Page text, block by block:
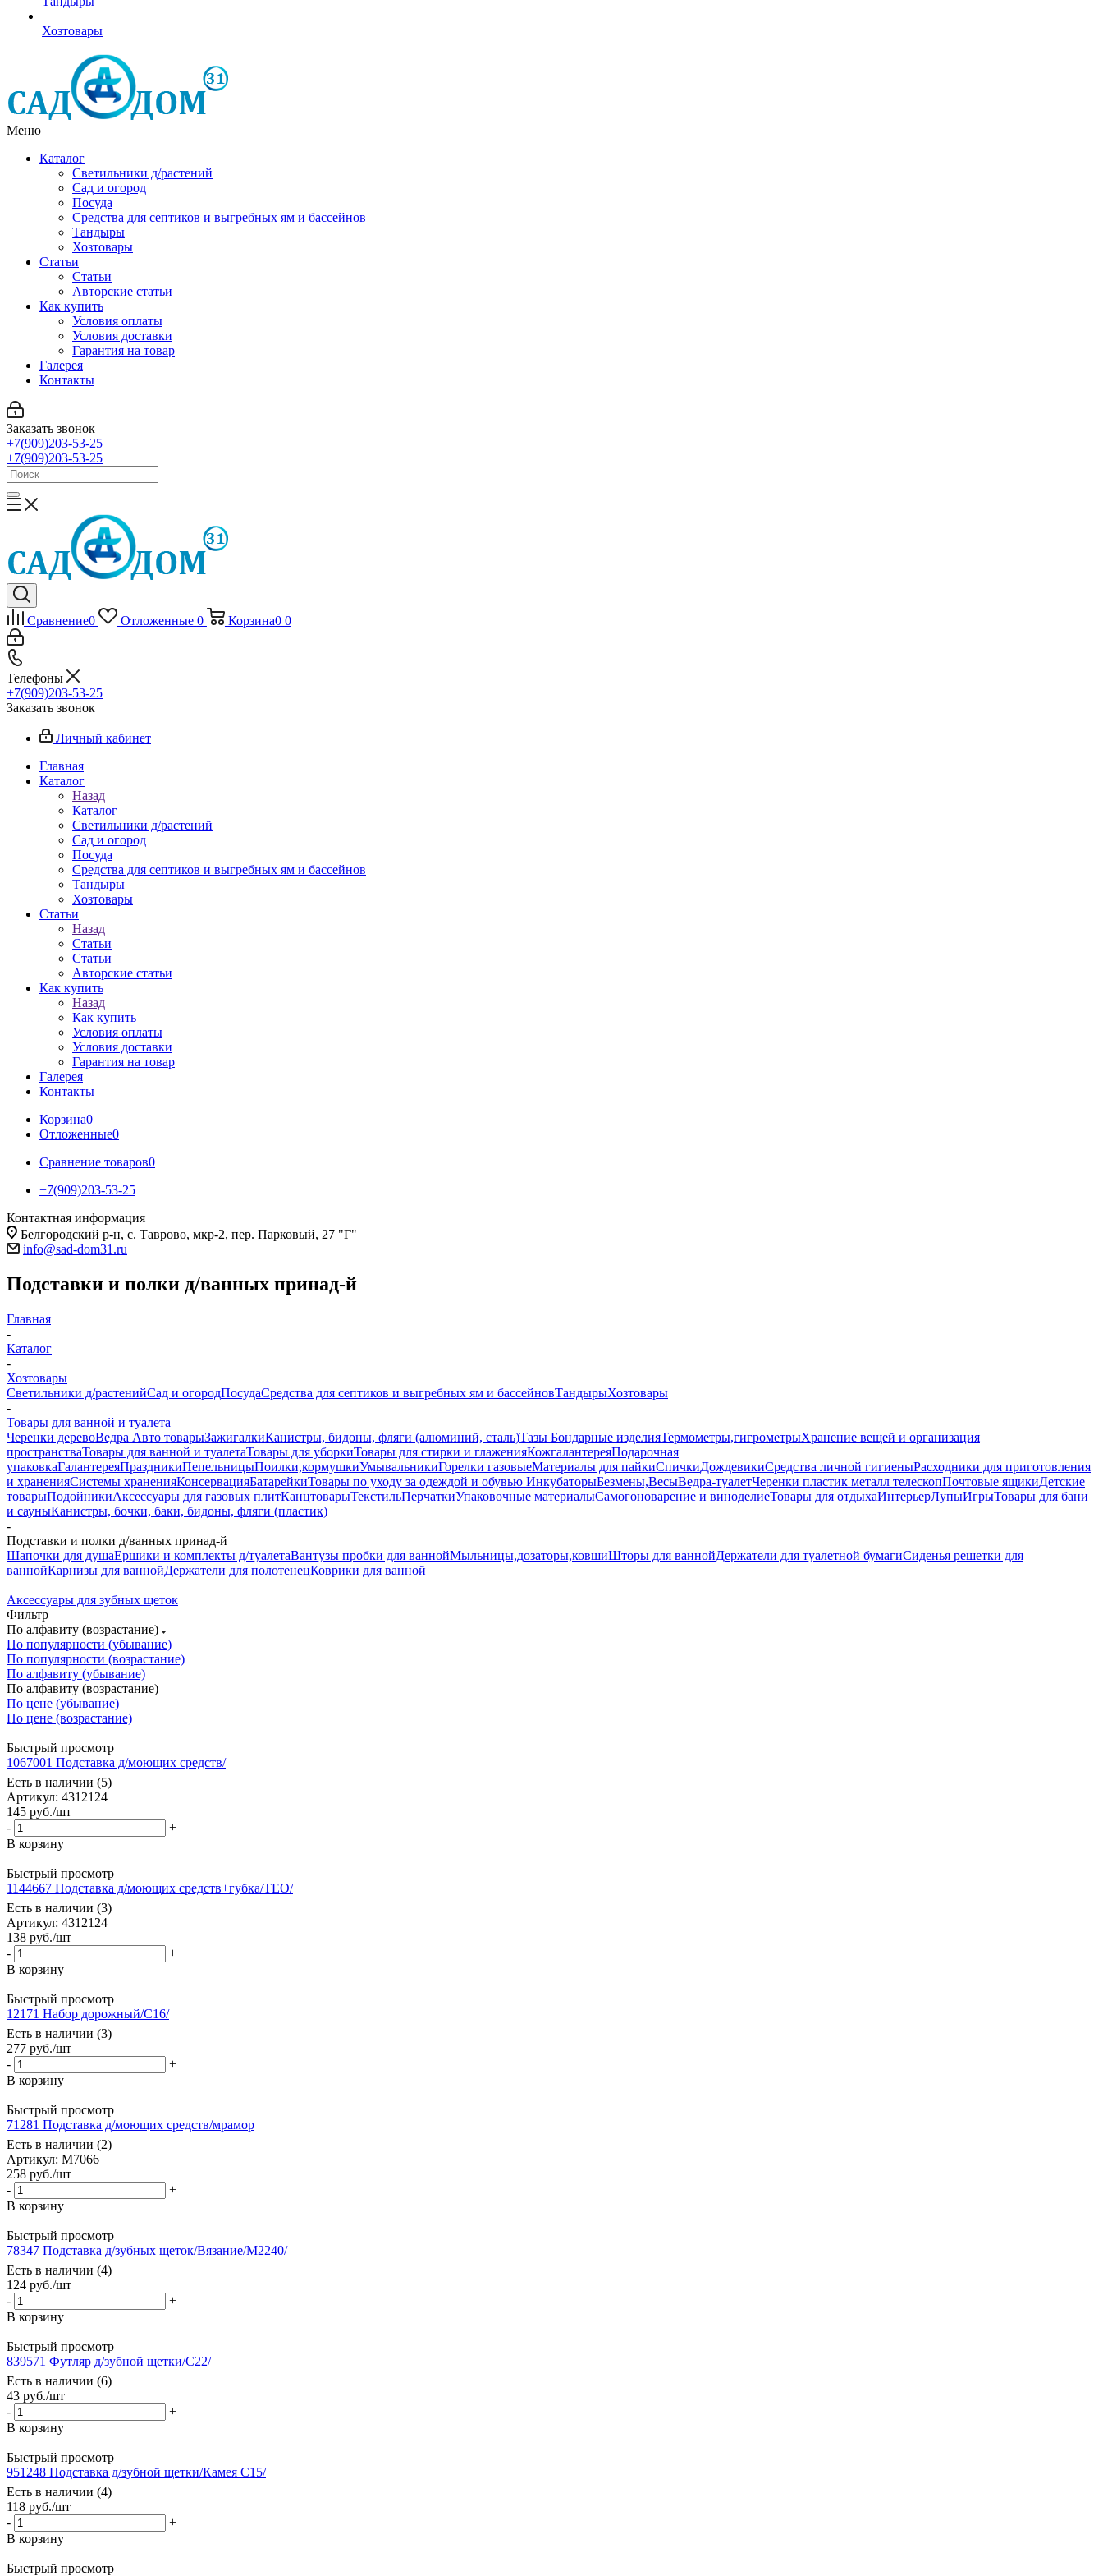
Хозтовары
Меню
Каталог
Светильники д/растений
Сад и огород
Посуда
Средства для септиков и выгребных ям и бассейнов
Тандыры
Хозтовары
Статьи
Статьи
Авторские статьи
Как купить
Условия оплаты
Условия доставки
Гарантия на товар
Галерея
Контакты
Заказать звонок
+7(909)203-53-25
+7(909)203-53-25
Сравнение0 Отложенные 0 Корзина0 0
Телефоны
+7(909)203-53-25
Заказать звонок
Личный кабинет
Главная
Каталог
Назад
Каталог
Светильники д/растений
Сад и огород
Посуда
Средства для септиков и выгребных ям и бассейнов
Тандыры
Хозтовары
Статьи
Назад
Статьи
Статьи
Авторские статьи
Как купить
Назад
Как купить
Условия оплаты
Условия доставки
Гарантия на товар
Галерея
Контакты
Корзина0
Отложенные0
Сравнение товаров0
+7(909)203-53-25
Контактная информация
Белгородский р-н, с. Таврово, мкр-2, пер. Парковый, 27 "Г"
info@sad-dom31.ru
Подставки и полки д/ванных принад-й
Главная
-
Каталог
-
Хозтовары
Светильники д/растенийСад и огородПосудаСредства для септиков и выгребных ям и бассейновТандырыХозтовары
-
Товары для ванной и туалета
Черенки деревоВедра Авто товарыЗажигалкиКанистры, бидоны, фляги (алюминий, сталь)Тазы Бондарные изделияТермометры,гигрометрыХранение вещей и организация
пространстваТовары для ванной и туалетаТовары для уборкиТовары для стирки и глаженияКожгалантереяПодарочная
упаковкаГалантереяПраздникиПепельницыПоилки,кормушкиУмывальникиГорелки газовыеМатериалы для пайкиСпичкиДождевикиСредства личной гигиеныРасходники для приготовления
и храненияСистемы храненияКонсервацияБатарейкиТовары по уходу за одеждой и обувью ИнкубаторыБезмены,ВесыВедра-туалетЧеренки пластик металл телескопПочтовые ящикиДетские
товарыПодойникиАксессуары для газовых плитКанцтоварыТекстильПерчаткиУпаковочные материалыСамогоноварение и виноделиеТовары для отдыхаИнтерьерЛупыИгрыТовары для бани
и сауныКанистры, бочки, баки, бидоны, фляги (пластик)
-
Подставки и полки д/ванных принад-й
Шапочки для душаЕршики и комплекты д/туалетаВантузы пробки для ваннойМыльницы,дозаторы,ковшиШторы для ваннойДержатели для туалетной бумагиСиденья решетки для
ваннойКарнизы для ваннойДержатели для полотенецКоврики для ванной
Аксессуары для зубных щеток
Фильтр
По алфавиту (возрастание)
По популярности (убывание)
По популярности (возрастание)
По алфавиту (убывание)
По алфавиту (возрастание)
По цене (убывание)
По цене (возрастание)
Быстрый просмотр
1067001 Подставка д/моющих средств/
Есть в наличии (5)
Артикул: 4312124
145 руб./шт
-
+
В корзину
Быстрый просмотр
1144667 Подставка д/моющих средств+губка/ТЕО/
Есть в наличии (3)
Артикул: 4312124
138 руб./шт
-
+
В корзину
Быстрый просмотр
12171 Набор дорожный/С16/
Есть в наличии (3)
277 руб./шт
-
+
В корзину
Быстрый просмотр
71281 Подставка д/моющих средств/мрамор
Есть в наличии (2)
Артикул: М7066
258 руб./шт
-
+
В корзину
Быстрый просмотр
78347 Подставка д/зубных щеток/Вязание/М2240/
Есть в наличии (4)
124 руб./шт
-
+
В корзину
Быстрый просмотр
839571 Футляр д/зубной щетки/С22/
Есть в наличии (6)
43 руб./шт
-
+
В корзину
Быстрый просмотр
951248 Подставка д/зубной щетки/Камея С15/
Есть в наличии (4)
118 руб./шт
-
+
В корзину
Быстрый просмотр